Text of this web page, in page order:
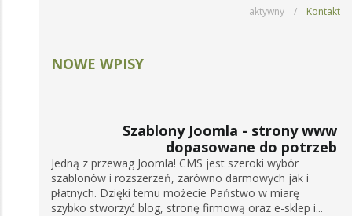
aktywny / Kontakt
NOWE WPISY
Szablony Joomla - strony www
dopasowane do potrzeb
Jedną z przewag Joomla! CMS jest szeroki wybór
szablonów i rozszerzeń, zarówno darmowych jak i
płatnych. Dzięki temu możecie Państwo w miarę
szybko stworzyć blog, stronę firmową oraz e-sklep i...